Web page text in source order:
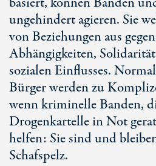
ungehindert agieren. Sie
von Beziehungen aus
Abhängigkeiten,
sozialen Einflusses.
Bürger werden zu
wenn kriminelle Banden,
Drogenkartelle in Not
helfen: Sie sind und
Schafspelz.